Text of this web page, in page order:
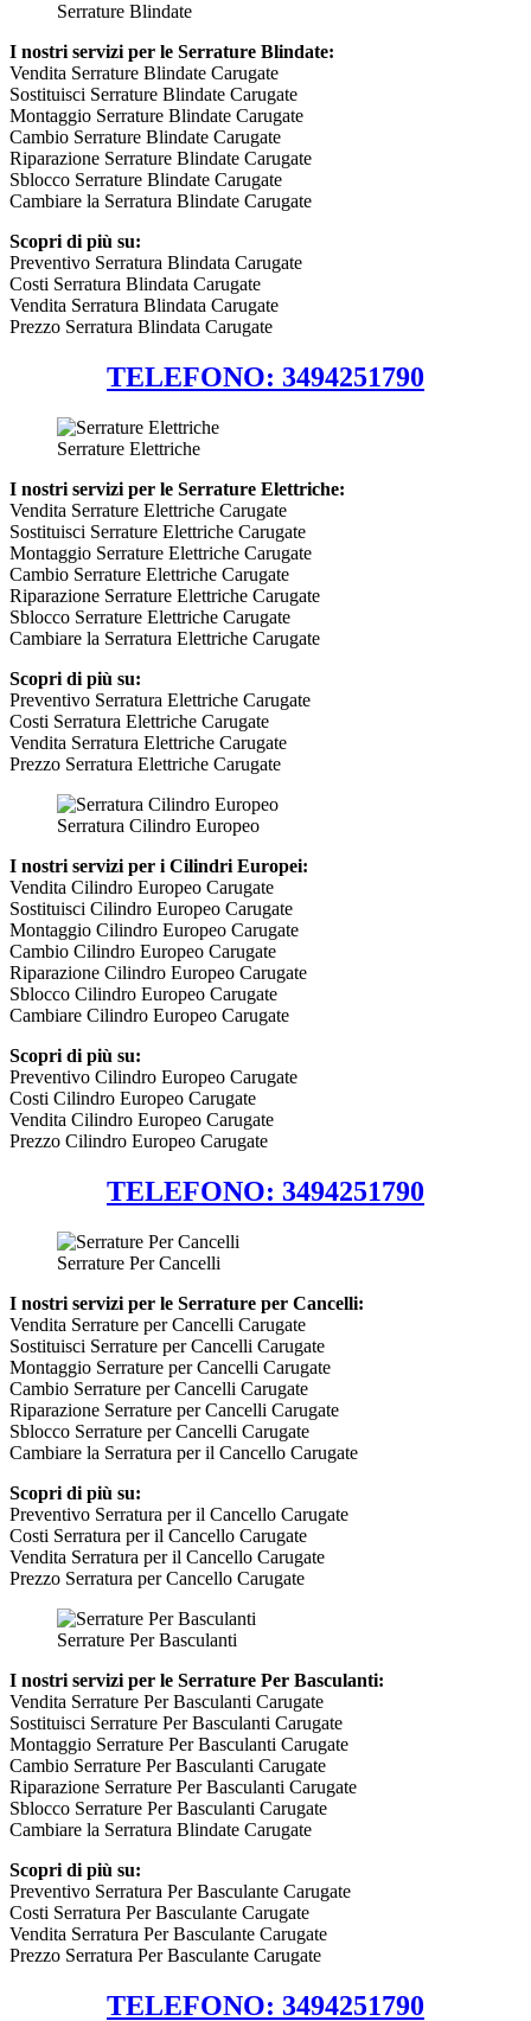
Serrature Blindate
I nostri servizi per le Serrature Blindate:
Vendita Serrature Blindate Carugate
Sostituisci Serrature Blindate Carugate
Montaggio Serrature Blindate Carugate
Cambio Serrature Blindate Carugate
Riparazione Serrature Blindate Carugate
Sblocco Serrature Blindate Carugate
Cambiare la Serratura Blindate Carugate
Scopri di più su:
Preventivo Serratura Blindata Carugate
Costi Serratura Blindata Carugate
Vendita Serratura Blindata Carugate
Prezzo Serratura Blindata Carugate
TELEFONO: 3494251790
Serrature Elettriche
I nostri servizi per le Serrature Elettriche:
Vendita Serrature Elettriche Carugate
Sostituisci Serrature Elettriche Carugate
Montaggio Serrature Elettriche Carugate
Cambio Serrature Elettriche Carugate
Riparazione Serrature Elettriche Carugate
Sblocco Serrature Elettriche Carugate
Cambiare la Serratura Elettriche Carugate
Scopri di più su:
Preventivo Serratura Elettriche Carugate
Costi Serratura Elettriche Carugate
Vendita Serratura Elettriche Carugate
Prezzo Serratura Elettriche Carugate
Serratura Cilindro Europeo
I nostri servizi per i Cilindri Europei:
Vendita Cilindro Europeo Carugate
Sostituisci Cilindro Europeo Carugate
Montaggio Cilindro Europeo Carugate
Cambio Cilindro Europeo Carugate
Riparazione Cilindro Europeo Carugate
Sblocco Cilindro Europeo Carugate
Cambiare Cilindro Europeo Carugate
Scopri di più su:
Preventivo Cilindro Europeo Carugate
Costi Cilindro Europeo Carugate
Vendita Cilindro Europeo Carugate
Prezzo Cilindro Europeo Carugate
TELEFONO: 3494251790
Serrature Per Cancelli
I nostri servizi per le Serrature per Cancelli:
Vendita Serrature per Cancelli Carugate
Sostituisci Serrature per Cancelli Carugate
Montaggio Serrature per Cancelli Carugate
Cambio Serrature per Cancelli Carugate
Riparazione Serrature per Cancelli Carugate
Sblocco Serrature per Cancelli Carugate
Cambiare la Serratura per il Cancello Carugate
Scopri di più su:
Preventivo Serratura per il Cancello Carugate
Costi Serratura per il Cancello Carugate
Vendita Serratura per il Cancello Carugate
Prezzo Serratura per Cancello Carugate
Serrature Per Basculanti
I nostri servizi per le Serrature Per Basculanti:
Vendita Serrature Per Basculanti Carugate
Sostituisci Serrature Per Basculanti Carugate
Montaggio Serrature Per Basculanti Carugate
Cambio Serrature Per Basculanti Carugate
Riparazione Serrature Per Basculanti Carugate
Sblocco Serrature Per Basculanti Carugate
Cambiare la Serratura Blindate Carugate
Scopri di più su:
Preventivo Serratura Per Basculante Carugate
Costi Serratura Per Basculante Carugate
Vendita Serratura Per Basculante Carugate
Prezzo Serratura Per Basculante Carugate
TELEFONO: 3494251790